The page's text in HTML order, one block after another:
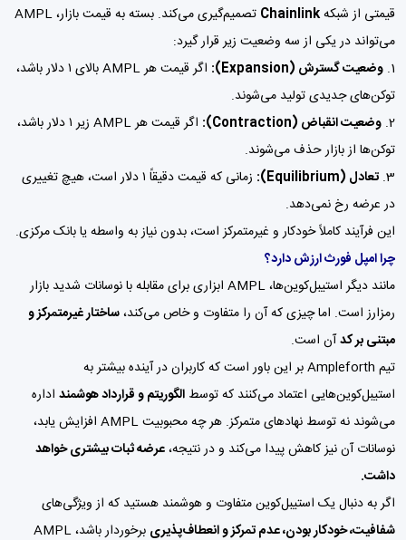
قیمتی از شبکهChainlink
تصمیم‌گیری می‌کند. بسته به قیمت بازار، AMPL
می‌تواند در یکی از سه وضعیت زیر قرار گیرد:
وضعیت گسترش (Expansion):
اگر قیمت هر AMPL بالای ۱ دلار باشد،
توکن‌های جدیدی تولید می‌شوند.
وضعیت انقباض (Contraction):
اگر قیمت هر AMPL زیر ۱ دلار باشد،
توکن‌ها از بازار حذف می‌شوند.
تعادل (Equilibrium):
زمانی که قیمت دقیقاً ۱ دلار است، هیچ تغییری
در عرضه رخ نمی‌دهد.
این فرآیند کاملاً خودکار و غیرمتمرکز است، بدون نیاز به واسطه یا بانک مرکزی.
چرا امپل فورث ارزش دارد؟
مانند دیگر استیبل‌کوین‌ها، AMPL ابزاری برای مقابله با نوسانات شدید بازار
رمزارز است. اما چیزی که آن را متفاوت و خاص می‌کند،ساختار غیرمتمرکز و
مبتنی بر کدآن است.
تیم Ampleforth بر این باور است که کاربران در آینده بیشتر به
استیبل‌کوین‌هایی اعتماد می‌کنند که توسط الگوریتم و قرارداد هوشمند اداره
می‌شوند نه توسط نهادهای متمرکز. هر چه محبوبیت AMPL افزایش یابد،
نوسانات آن نیز کاهش پیدا می‌کند و در نتیجه،عرضه ثبات بیشتری خواهد
داشت.
اگر به دنبال یک استیبل‌کوین متفاوت و هوشمند هستید که از ویژگی‌های
شفافیت، خودکار بودن، عدم تمرکز و انعطاف‌پذیری
برخوردار باشد، AMPL